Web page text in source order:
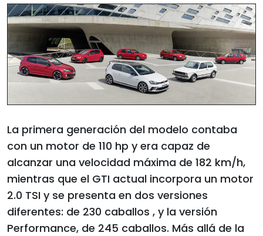
La primera generación del modelo contaba
con un motor de 110 hp y era capaz de
alcanzar una velocidad máxima de 182 km/h,
mientras que el GTI actual incorpora un motor
2.0 TSI y se presenta en dos versiones
diferentes: de 230 caballos , y la versión
Performance, de 245 caballos. Más allá de la